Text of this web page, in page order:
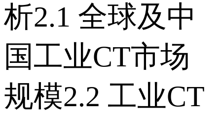
析 2.1 全球及中
国工业CT市场
规模 2.2 工业CT